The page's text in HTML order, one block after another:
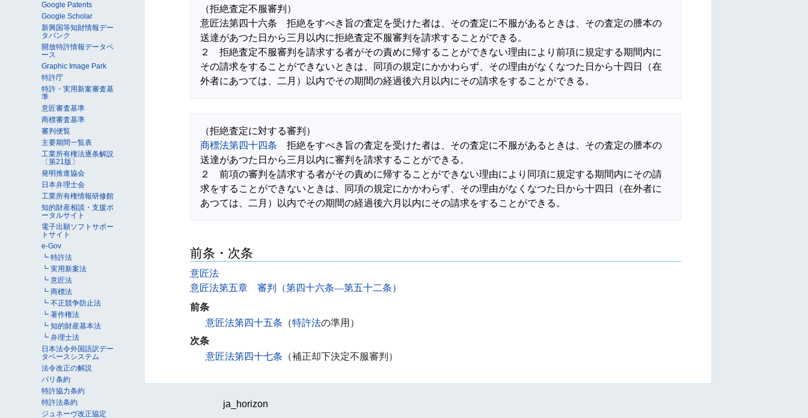
（拒絶査定不服審判）
意匠法第四十六条　拒絶をすべき旨の査定を受けた者は、その査定に不服があるときは、その査定の謄本の
送達があつた日から三月以内に拒絶査定不服審判を請求することができる。
２　拒絶査定不服審判を請求する者がその責めに帰することができない理由により前項に規定する期間内に
その請求をすることができないときは、同項の規定にかかわらず、その理由がなくなつた日から十四日（在
商標法第四十四条 拒絶をすべき旨の査定を受けた者は、その査定に不服があるときは、その査定の謄本の
送達があつた日から三月以内に審判を請求することができる。
２　前項の審判を請求する者がその責めに帰することができない理由により同項に規定する期間内にその請
求をすることができないときは、同項の規定にかかわらず、その理由がなくなつた日から十四日（在外者に
前条・次条
意匠法
意匠法第五章 審判（第四十六条―第五十二条）
前条
意匠法第四十五条 （特許法の準用）
次条
意匠法第四十七条 （補正却下決定不服審判）
Google Patents
Google Scholar
新興国等知財情報デー
タバンク
開放特許情報データベ
ース
Graphic Image Park
特許庁
特許・実用新案審査基
準
意匠審査基準
商標審査基準
審判便覧
主要期間一覧表
工業所有権法逐条解説
〔第21版〕
発明推進協会
日本弁理士会
工業所有権情報研修館
知的財産相談・支援ポ
ータルサイト
電子出願ソフトサポー
トサイト
e-Gov
┗ 特許法
┗ 実用新案法
┗ 意匠法
┗ 商標法
┗ 不正競争防止法
┗ 著作権法
┗ 知的財産基本法
┗ 弁理士法
日本法令外国語訳デー
タベースシステム
法令改正の解説
パリ条約
特許協力条約
特許法条約
ジュネーヴ改正協定
ja_horizon